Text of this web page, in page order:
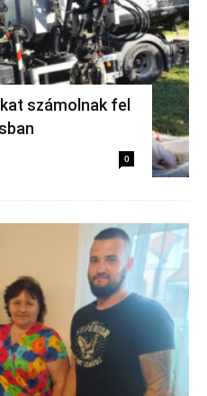
számolnak fel
0